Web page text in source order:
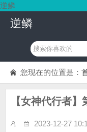
逆鳞
逆鳞
您现在的位置是：
【女神代行者
2023-12-27